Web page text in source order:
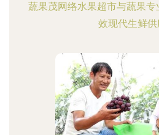
蔬果茂网络水果超市与蔬果
效现代生鲜